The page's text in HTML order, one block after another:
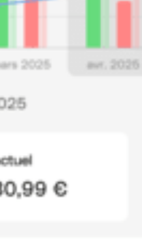
, essentiel pour permettre à
utilise des exercices de
et de visualisation mentale
à
chroniques, mais aussi dans
le sevrage tabagique.
de remise en forme ou